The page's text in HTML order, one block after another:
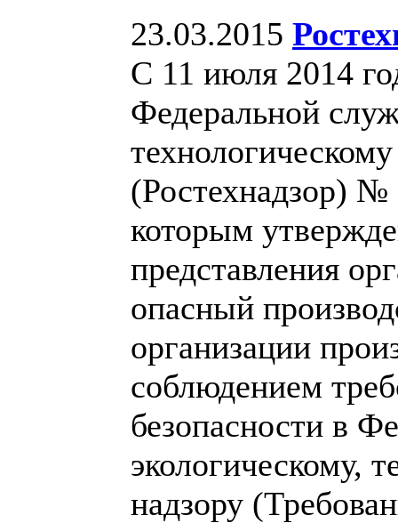
23.03.2015
С 11 июля 2014
Федеральной
(Ростехнадзор) №
которым
представления
опасный
организации
соблюдением
безопасности в
экологическому,
надзору